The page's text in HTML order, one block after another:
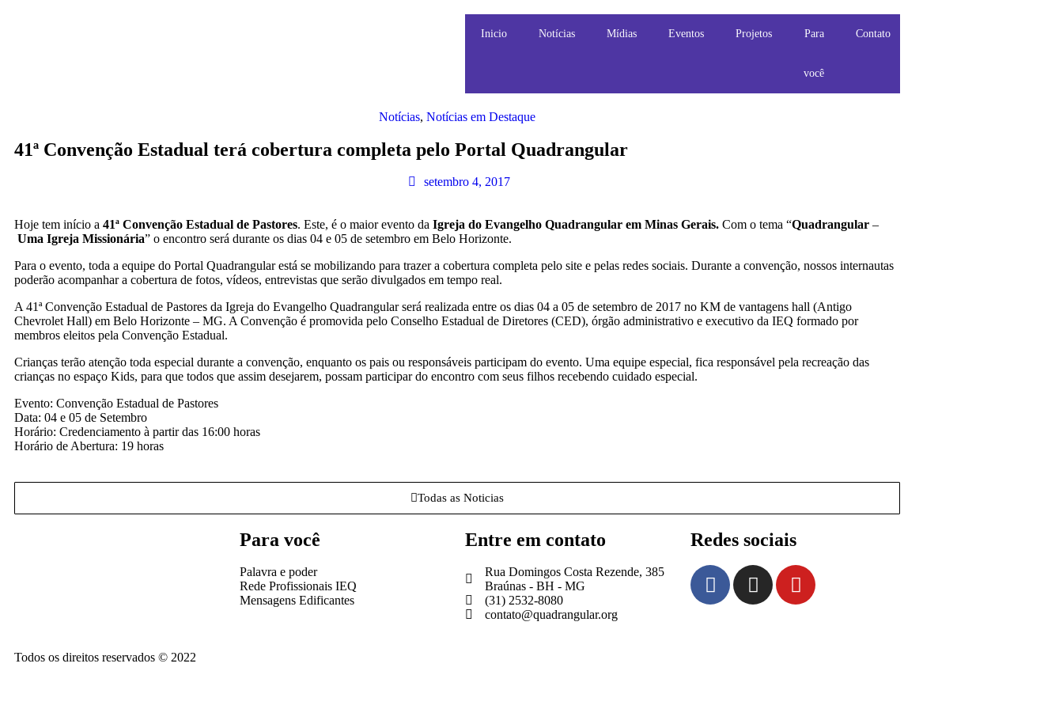
Inicio Notícias Mídias Eventos Projetos Para
você
Contato
Notícias, Notícias em Destaque
41ª Convenção Estadual terá cobertura completa pelo Portal Quadrangular
setembro 4, 2017
Hoje tem início a 41ª Convenção Estadual de Pastores. Este, é o maior evento da Igreja do Evangelho Quadrangular em Minas Gerais. Com o tema “Quadrangular –
Uma Igreja Missionária” o encontro será durante os dias 04 e 05 de setembro em Belo Horizonte.
Para o evento, toda a equipe do Portal Quadrangular está se mobilizando para trazer a cobertura completa pelo site e pelas redes sociais. Durante a convenção, nossos internautas
poderão acompanhar a cobertura de fotos, vídeos, entrevistas que serão divulgados em tempo real.
A 41ª Convenção Estadual de Pastores da Igreja do Evangelho Quadrangular será realizada entre os dias 04 a 05 de setembro de 2017 no KM de vantagens hall (Antigo
Chevrolet Hall) em Belo Horizonte – MG. A Convenção é promovida pelo Conselho Estadual de Diretores (CED), órgão administrativo e executivo da IEQ formado por
membros eleitos pela Convenção Estadual.
Crianças terão atenção toda especial durante a convenção, enquanto os pais ou responsáveis participam do evento. Uma equipe especial, fica responsável pela recreação das
crianças no espaço Kids, para que todos que assim desejarem, possam participar do encontro com seus filhos recebendo cuidado especial.
Evento: Convenção Estadual de Pastores
Data: 04 e 05 de Setembro
Horário: Credenciamento à partir das 16:00 horas
Horário de Abertura: 19 horas
Todas as Noticias
Para você
Palavra e poder
Rede Profissionais IEQ
Mensagens Edificantes
Entre em contato
Rua Domingos Costa Rezende, 385
Braúnas - BH - MG
(31) 2532-8080
contato@quadrangular.org
Redes sociais
Todos os direitos reservados © 2022